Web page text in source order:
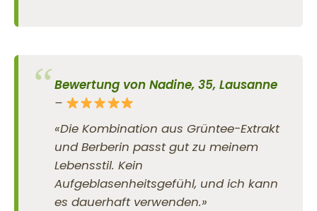
Bewertung von Nadine, 35, Lausanne
–
«Die Kombination aus Grüntee-Extrakt
und Berberin passt gut zu meinem
Lebensstil. Kein
Aufgeblasenheitsgefühl, und ich kann
es dauerhaft verwenden.»